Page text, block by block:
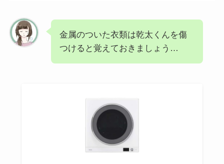
金属のついた衣類は乾太くんを傷
つけると覚えておきましょう…